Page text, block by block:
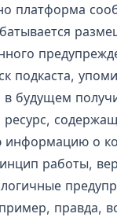
платформа
подкаста,
в будущем
ресурс,
информацию о
работы,
правда,